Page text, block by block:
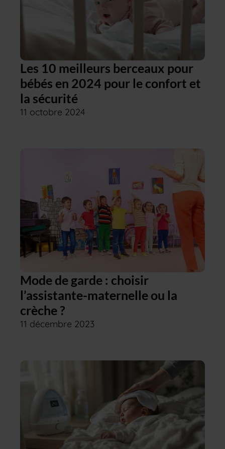
Les 10 meilleurs berceaux pour
bébés en 2024 pour le confort et
la sécurité
11 octobre 2024
Mode de garde : choisir
l’assistante-maternelle ou la
crèche ?
11 décembre 2023